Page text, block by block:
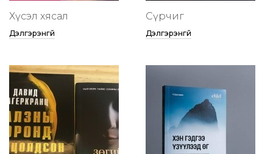
Хүсэл хясал
Дэлгэрэнгүй
Сүрчиг
Дэлгэрэнгүй